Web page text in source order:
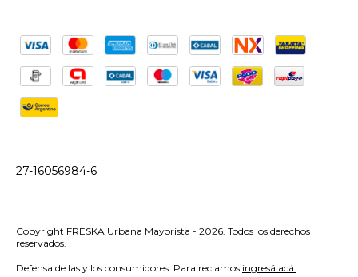
27-16056984-6
Copyright FRESKA Urbana Mayorista - 2026. Todos los derechos
reservados.
Defensa de las y los consumidores. Para reclamos ingresá acá.